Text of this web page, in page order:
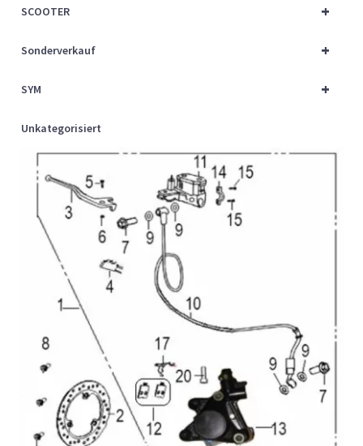
+
SCOOTER
+
Sonderverkauf
+
SYM
Unkategorisiert